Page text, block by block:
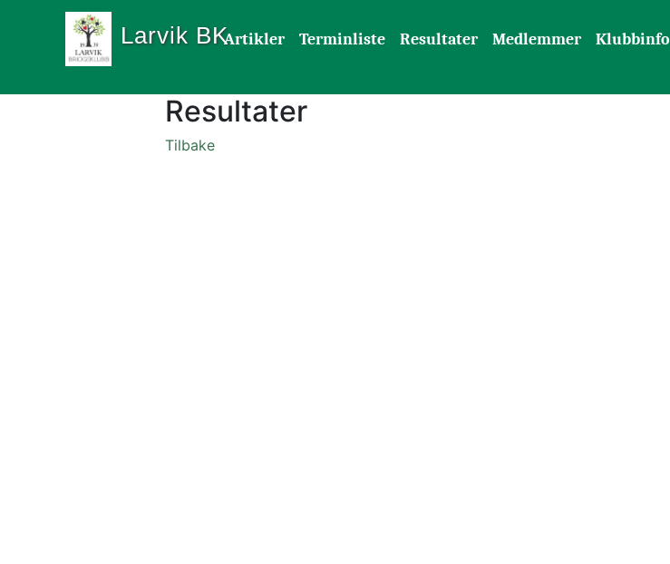
Larvik BKArtikler Terminliste Resultater Medlemmer Klubbinfo
Resultater
Tilbake